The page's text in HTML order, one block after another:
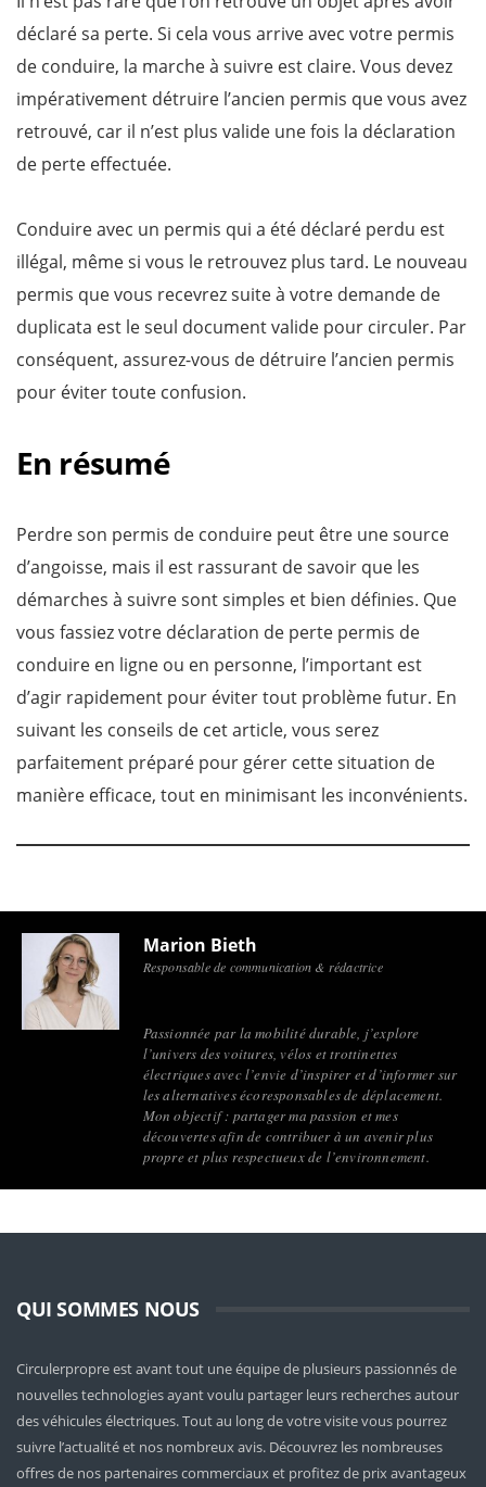
déclaré sa perte. Si cela vous arrive avec votre permis
de conduire, la marche à suivre est claire. Vous devez
impérativement détruire l’ancien permis que vous avez
retrouvé, car il n’est plus valide une fois la déclaration
de perte effectuée.
Conduire avec un permis qui a été déclaré perdu est
illégal, même si vous le retrouvez plus tard. Le nouveau
permis que vous recevrez suite à votre demande de
duplicata est le seul document valide pour circuler. Par
conséquent, assurez-vous de détruire l’ancien permis
pour éviter toute confusion.
En résumé
Perdre son permis de conduire peut être une source
d’angoisse, mais il est rassurant de savoir que les
démarches à suivre sont simples et bien définies. Que
vous fassiez votre déclaration de perte permis de
conduire en ligne ou en personne, l’important est
d’agir rapidement pour éviter tout problème futur. En
suivant les conseils de cet article, vous serez
parfaitement préparé pour gérer cette situation de
manière efficace, tout en minimisant les inconvénients.
Marion Bieth
Responsable de communication & rédactrice
Passionnée par la mobilité durable, j’explore
l’univers des voitures, vélos et trottinettes
électriques avec l’envie d’inspirer et d’informer sur
les alternatives écoresponsables de déplacement.
Mon objectif : partager ma passion et mes
découvertes afin de contribuer à un avenir plus
propre et plus respectueux de l’environnement.
QUI SOMMES NOUS
Circulerpropre est avant tout une équipe de plusieurs passionnés de
nouvelles technologies ayant voulu partager leurs recherches autour
des véhicules électriques. Tout au long de votre visite vous pourrez
suivre l’actualité et nos nombreux avis. Découvrez les nombreuses
offres de nos partenaires commerciaux et profitez de prix avantageux